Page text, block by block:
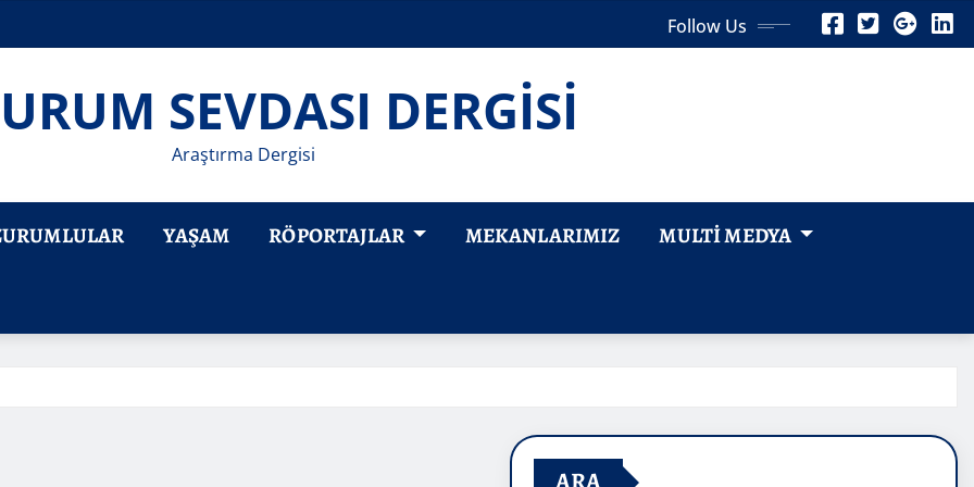
Follow Us
SEVDASI DERGİSİ
Araştırma Dergisi
YAŞAM RÖPORTAJLAR MEKANLARIMIZ MULTI MEDYA